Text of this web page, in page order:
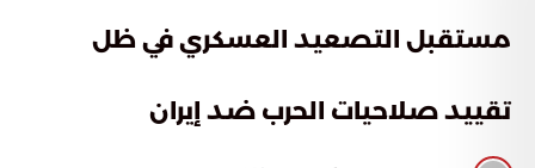
مستقبل التصعيد العسكري في ظل
تقييد صلاحيات الحرب ضد إيران